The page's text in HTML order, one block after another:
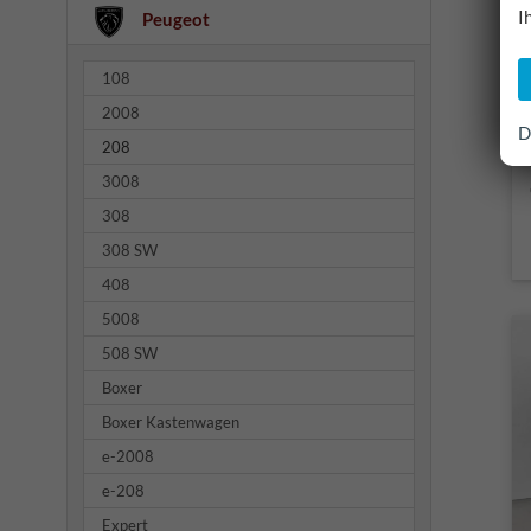
Peugeot
108
2008
208
3008
308
308 SW
408
5008
508 SW
Boxer
Boxer Kastenwagen
e-2008
e-208
Expert